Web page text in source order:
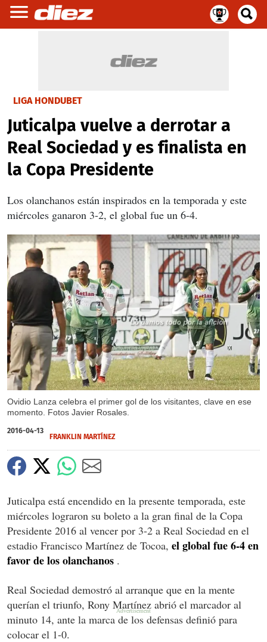
LIGA HONDUBET
Juticalpa vuelve a derrotar a
Real Sociedad y es finalista en
la Copa Presidente
Los olanchanos están inspirados en la temporada y este
miércoles ganaron 3-2, el global fue un 6-4.
Ovidio Lanza celebra el primer gol de los visitantes, clave en ese
momento. Fotos Javier Rosales.
X
X
X
2016-04-13
FRANKLIN MARTÍNEZ
Juticalpa está encendido en la presente temporada, este
miércoles lograron su boleto a la gran final de la Copa
Presidente 2016 al vencer por 3-2 a Real Sociedad en el
estadio Francisco Martínez de Tocoa, el global fue 6-4 en
favor de los olanchanos .
Real Sociedad demostró al arranque que en la mente
querían el triunfo, Rony Martínez abrió el marcador al
minuto 14, ante la marca de los defensas definió para
colocar el 1-0.